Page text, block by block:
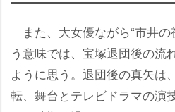
また、大女優ながら“市井の
う意味では、宝塚退団後の流
ように思う。退団後の真矢は
転、舞台とテレビドラマの演